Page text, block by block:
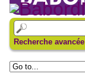
Recherche avancée